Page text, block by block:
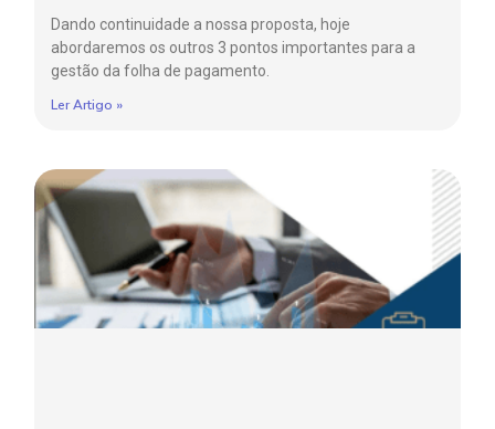
Dando continuidade a nossa proposta, hoje
abordaremos os outros 3 pontos importantes para a
gestão da folha de pagamento.
Ler Artigo »